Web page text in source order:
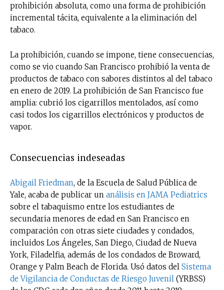
prohibición absoluta, como una forma de prohibición
incremental tácita, equivalente a la eliminación del
tabaco.
La prohibición, cuando se impone, tiene consecuencias,
como se vio cuando San Francisco prohibió la venta de
productos de tabaco con sabores distintos al del tabaco
en enero de 2019. La prohibición de San Francisco fue
amplia: cubrió los cigarrillos mentolados, así como
casi todos los cigarrillos electrónicos y productos de
vapor.
Consecuencias indeseadas
Abigail Friedman, de la Escuela de Salud Pública de
Yale, acaba de publicar un análisis en JAMA Pediatrics
sobre el tabaquismo entre los estudiantes de
secundaria menores de edad en San Francisco en
comparación con otras siete ciudades y condados,
incluidos Los Ángeles, San Diego, Ciudad de Nueva
York, Filadelfia, además de los condados de Broward,
Orange y Palm Beach de Florida. Usó datos del Sistema
de Vigilancia de Conductas de Riesgo Juvenil (YRBSS)